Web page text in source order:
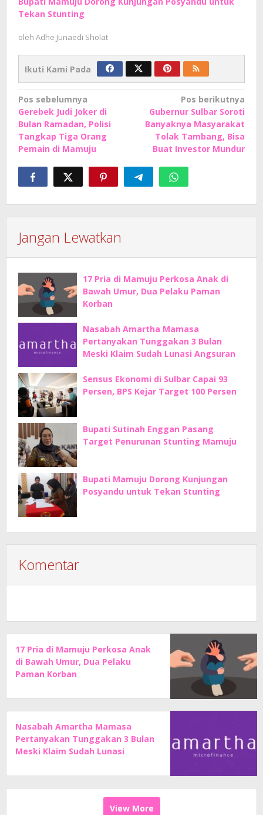
Tekan Stunting
oleh Adhe Junaedi Sholat
Ikuti Kami Pada
Navigasi
pos
Pos sebelumnya
Gerebek Judi Joker di
Bulan Ramadan, Polisi
Tangkap Tiga Orang
Pemain di Mamuju
Pos berikutnya
Gubernur Sulbar Soroti
Banyaknya Masyarakat
Tolak Tambang, Bisa
Buat Investor Mundur
Jangan Lewatkan
17 Pria di Mamuju Perkosa Anak di
Bawah Umur, Dua Pelaku Paman
Korban
Nasabah Amartha Mamasa
Pertanyakan Tunggakan 3 Bulan
Meski Klaim Sudah Lunasi Angsuran
Sensus Ekonomi di Sulbar Capai 93
Persen, BPS Kejar Target 100 Persen
Bupati Sutinah Enggan Pasang
Target Penurunan Stunting Mamuju
Bupati Mamuju Dorong Kunjungan
Posyandu untuk Tekan Stunting
Komentar
17 Pria di Mamuju Perkosa Anak
di Bawah Umur, Dua Pelaku
Paman Korban
Nasabah Amartha Mamasa
Pertanyakan Tunggakan 3 Bulan
Meski Klaim Sudah Lunasi
View More